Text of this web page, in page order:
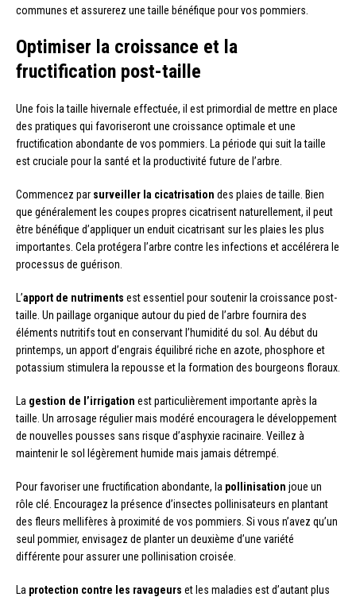
communes et assurerez une taille bénéfique pour vos pommiers.
Optimiser la croissance et la
fructification post-taille
Une fois la taille hivernale effectuée, il est primordial de mettre en place
des pratiques qui favoriseront une croissance optimale et une
fructification abondante de vos pommiers. La période qui suit la taille
est cruciale pour la santé et la productivité future de l’arbre.
Commencez par surveiller la cicatrisation des plaies de taille. Bien
que généralement les coupes propres cicatrisent naturellement, il peut
être bénéfique d’appliquer un enduit cicatrisant sur les plaies les plus
importantes. Cela protégera l’arbre contre les infections et accélérera le
processus de guérison.
L’apport de nutriments est essentiel pour soutenir la croissance post-
taille. Un paillage organique autour du pied de l’arbre fournira des
éléments nutritifs tout en conservant l’humidité du sol. Au début du
printemps, un apport d’engrais équilibré riche en azote, phosphore et
potassium stimulera la repousse et la formation des bourgeons floraux.
La gestion de l’irrigation est particulièrement importante après la
taille. Un arrosage régulier mais modéré encouragera le développement
de nouvelles pousses sans risque d’asphyxie racinaire. Veillez à
maintenir le sol légèrement humide mais jamais détrempé.
Pour favoriser une fructification abondante, la pollinisation joue un
rôle clé. Encouragez la présence d’insectes pollinisateurs en plantant
des fleurs mellifères à proximité de vos pommiers. Si vous n’avez qu’un
seul pommier, envisagez de planter un deuxième d’une variété
différente pour assurer une pollinisation croisée.
La protection contre les ravageurs et les maladies est d’autant plus